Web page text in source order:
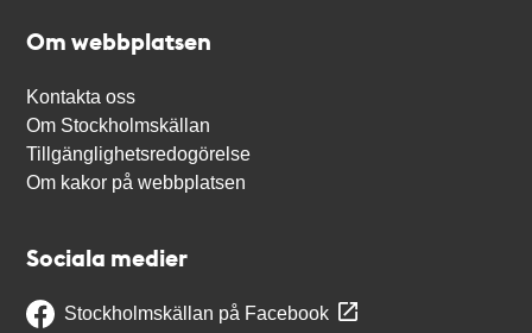
Om webbplatsen
Kontakta oss
Om Stockholmskällan
Tillgänglighetsredogörelse
Om kakor på webbplatsen
Sociala medier
Stockholmskällan på Facebook